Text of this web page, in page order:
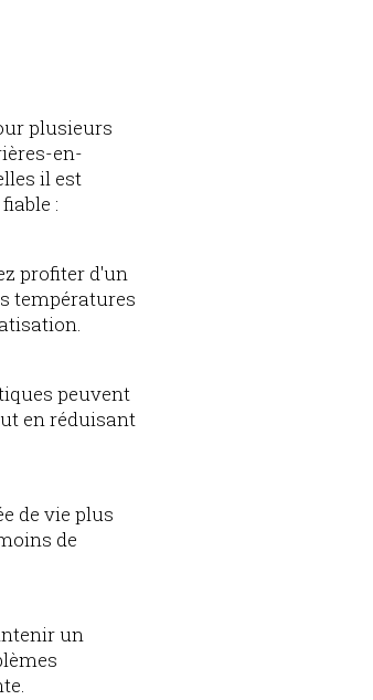
plusieurs
en-
il est
:
profiter d'un
températures
peuvent
en réduisant
de vie plus
de
un